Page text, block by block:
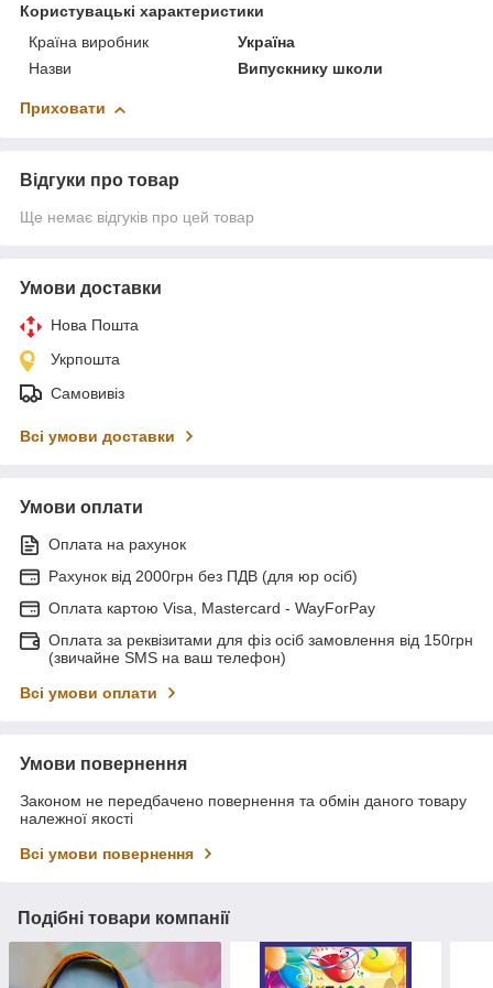
Користувацькі характеристики
Країна виробник
Україна
Назви
Випускнику школи
Приховати
Відгуки про товар
Ще немає відгуків про цей товар
Умови доставки
Нова Пошта
Укрпошта
Самовивіз
Всі умови доставки
Умови оплати
Оплата на рахунок
Рахунок від 2000грн без ПДВ (для юр осіб)
Оплата картою Visa, Mastercard - WayForPay
Оплата за реквізитами для фіз осіб замовлення від 150грн
(звичайне SMS на ваш телефон)
Всі умови оплати
Умови повернення
Законом не передбачено повернення та обмін даного товару
належної якості
Всі умови повернення
Подібні товари компанії